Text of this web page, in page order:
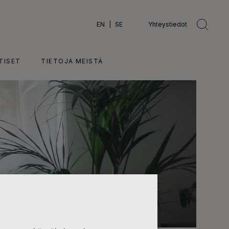
EN SE Yhteystiedot
TIETOJA MEISTÄ